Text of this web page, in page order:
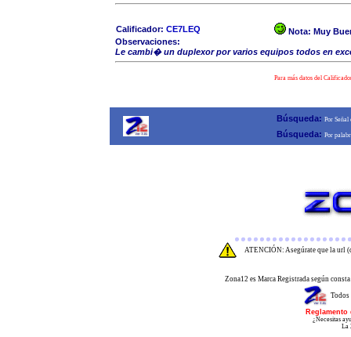
Calificador: CE7LEQ Nota: Muy
Observaciones:
Le cambi� un duplexor por varios equipos todos en
Para más datos del
Búsqueda: Por Señal
Búsqueda: Por
ATENCIÓN: Asegúrate que la url
Zona12 es Marca Registrada según
Todos
¿Necesitas
La